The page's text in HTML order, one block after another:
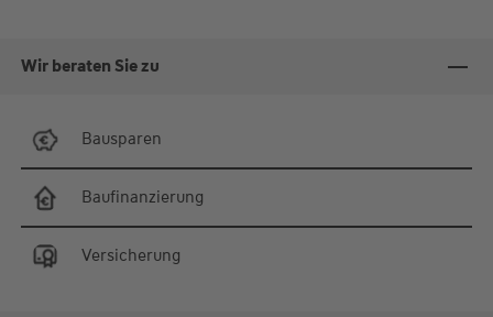
Wir beraten Sie zu
Bausparen
Baufinanzierung
Versicherung